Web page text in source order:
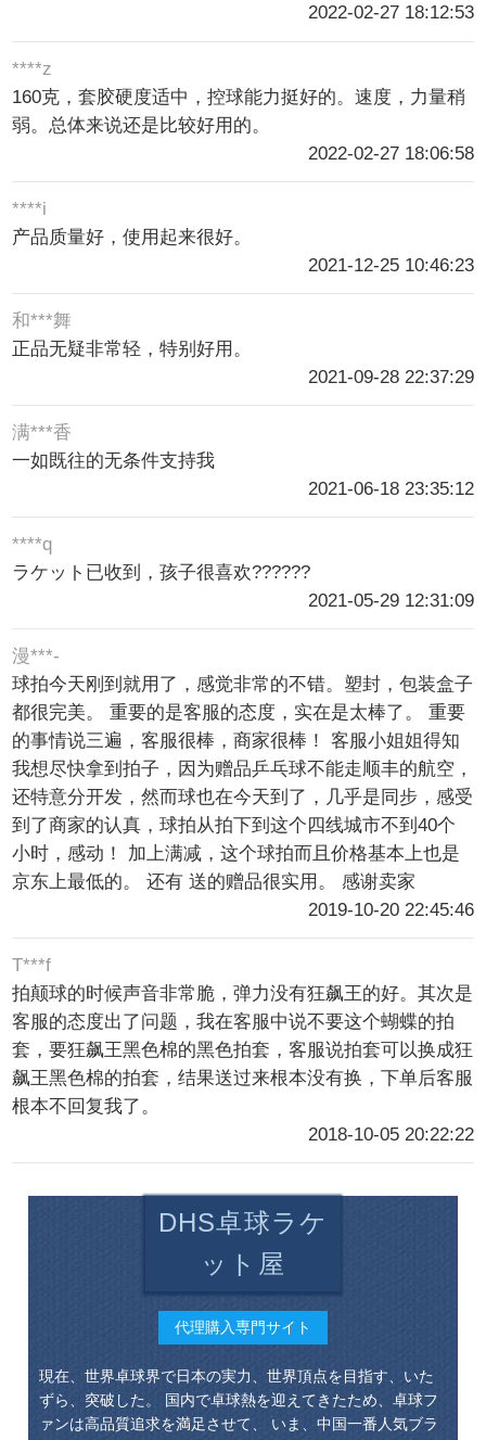
2022-02-27 18:12:53
****z
160克，套胶硬度适中，控球能力挺好的。速度，力量稍
弱。总体来说还是比较好用的。
2022-02-27 18:06:58
****i
产品质量好，使用起来很好。
2021-12-25 10:46:23
和***舞
正品无疑非常轻，特别好用。
2021-09-28 22:37:29
满***香
一如既往的无条件支持我
2021-06-18 23:35:12
****q
ラケット已收到，孩子很喜欢??????
2021-05-29 12:31:09
漫***-
球拍今天刚到就用了，感觉非常的不错。塑封，包装盒子
都很完美。 重要的是客服的态度，实在是太棒了。 重要
的事情说三遍，客服很棒，商家很棒！ 客服小姐姐得知
我想尽快拿到拍子，因为赠品乒乓球不能走顺丰的航空，
还特意分开发，然而球也在今天到了，几乎是同步，感受
到了商家的认真，球拍从拍下到这个四线城市不到40个
小时，感动！ 加上满减，这个球拍而且价格基本上也是
京东上最低的。 还有 送的赠品很实用。 感谢卖家
2019-10-20 22:45:46
T***f
拍颠球的时候声音非常脆，弹力没有狂飙王的好。其次是
客服的态度出了问题，我在客服中说不要这个蝴蝶的拍
套，要狂飙王黑色棉的黑色拍套，客服说拍套可以换成狂
飙王黑色棉的拍套，结果送过来根本没有换，下单后客服
根本不回复我了。
2018-10-05 20:22:22
DHS卓球ラケ
ット屋
代理購入専門サイト
現在、世界卓球界で日本の実力、世界頂点を目指す、いた
ずら、突破した。 国内で卓球熱を迎えてきたため、卓球フ
ァンは高品質追求を満足させて、 いま、中国一番人気ブラ